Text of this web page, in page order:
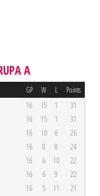
A
GP W L Points
16 15 1
31
16 15 1
31
16 10 6
26
16 8 8
24
16 6 10
22
16 6 9
22
16 5 11
21